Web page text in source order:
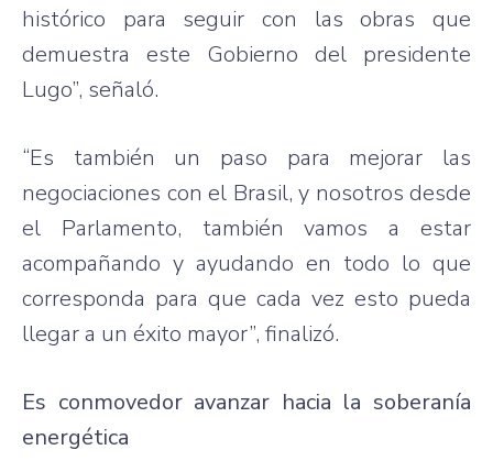
histórico para seguir con las obras que
demuestra este Gobierno del presidente
Lugo”, señaló.
“Es también un paso para mejorar las
negociaciones con el Brasil, y nosotros desde
el Parlamento, también vamos a estar
acompañando y ayudando en todo lo que
corresponda para que cada vez esto pueda
llegar a un éxito mayor”, finalizó.
Es conmovedor avanzar hacia la soberanía
energética